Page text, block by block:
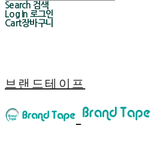
Search 검색
Log In 로그인
Cart장바구니
브랜드테이프